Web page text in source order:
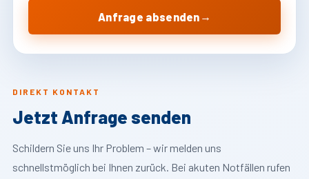
DIREKT KONTAKT
Jetzt Anfrage senden
Schildern Sie uns Ihr Problem – wir melden uns
schnellstmöglich bei Ihnen zurück. Bei akuten Notfällen rufen
Anfrage absenden →